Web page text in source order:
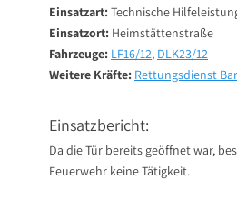
Einsatzart: Technische
Einsatzort: Heimstättenstraße
Fahrzeuge: LF16/12, DLK23/12
Weitere Kräfte: Rettungsdienst
Einsatzbericht:
Da die Tür bereits geöffnet war,
Feuerwehr keine Tätigkeit.